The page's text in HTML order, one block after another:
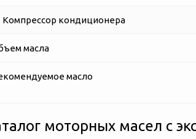
Компрессор кондиционера
масла
масло
моторных масел с